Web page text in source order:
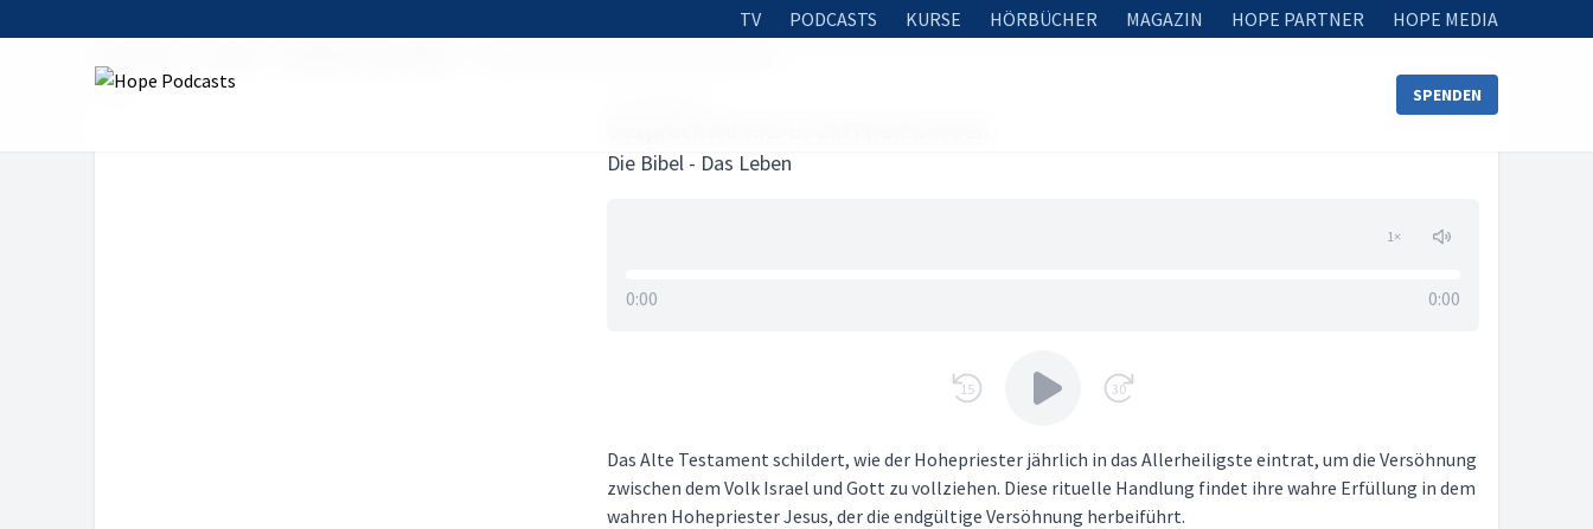
TV PODCASTS KURSE HÖRBÜCHER MAGAZIN HOPE PARTNER HOPE MEDIA
SPENDEN
Die Bibel - Das Leben
1×
0:00 0:00
15 30
Das Alte Testament schildert, wie der Hohepriester jährlich in das Allerheiligste eintrat, um die Versöhnung
zwischen dem Volk Israel und Gott zu vollziehen. Diese rituelle Handlung findet ihre wahre Erfüllung in dem
wahren Hohepriester Jesus, der die endgültige Versöhnung herbeiführt.